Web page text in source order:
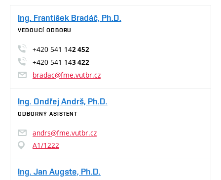
Ing. František Bradáč, Ph.D.
VEDOUCÍ ODBORU
+420 541 142 452
+420 541 143 422
bradac@fme.vutbr.cz
Ing. Ondřej Andrš, Ph.D.
ODBORNÝ ASISTENT
andrs@fme.vutbr.cz
A1/1222
Ing. Jan Augste, Ph.D.